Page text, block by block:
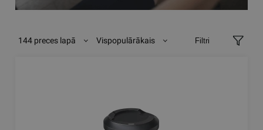
144 preces lapā Vispopulārākais Filtri